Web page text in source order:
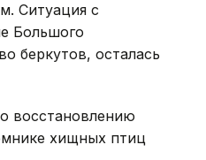
Ситуация с
Большого
беркутов, осталась
восстановлению
хищных птиц